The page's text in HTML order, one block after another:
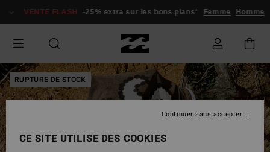
produit
VENTE FLASH -25% extra sur les bons plans* Femme Homme
RUPTURE DE STOCK
CE SITE UTILISE DES COOKIES
Continuer sans accepter